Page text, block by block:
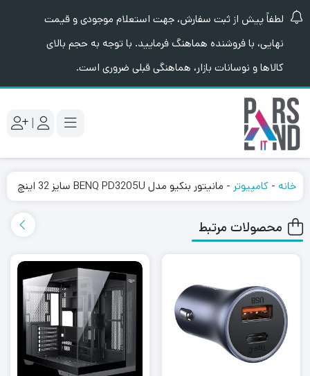
لطفاً پیش از ثبت سفارش، جهت استعلام موجودی و قیمت
نهایی، با فروشنده هماهنگ فرمایید. با توجه به حجم بالای
کالاها و نوسانات بازار، هماهنگی قبلی ضروری است.
|
خانه - کامپیوتر - مانیتور بنکیو مدل BENQ PD3205U سایز 32 اینچ
محصولات مرتبط